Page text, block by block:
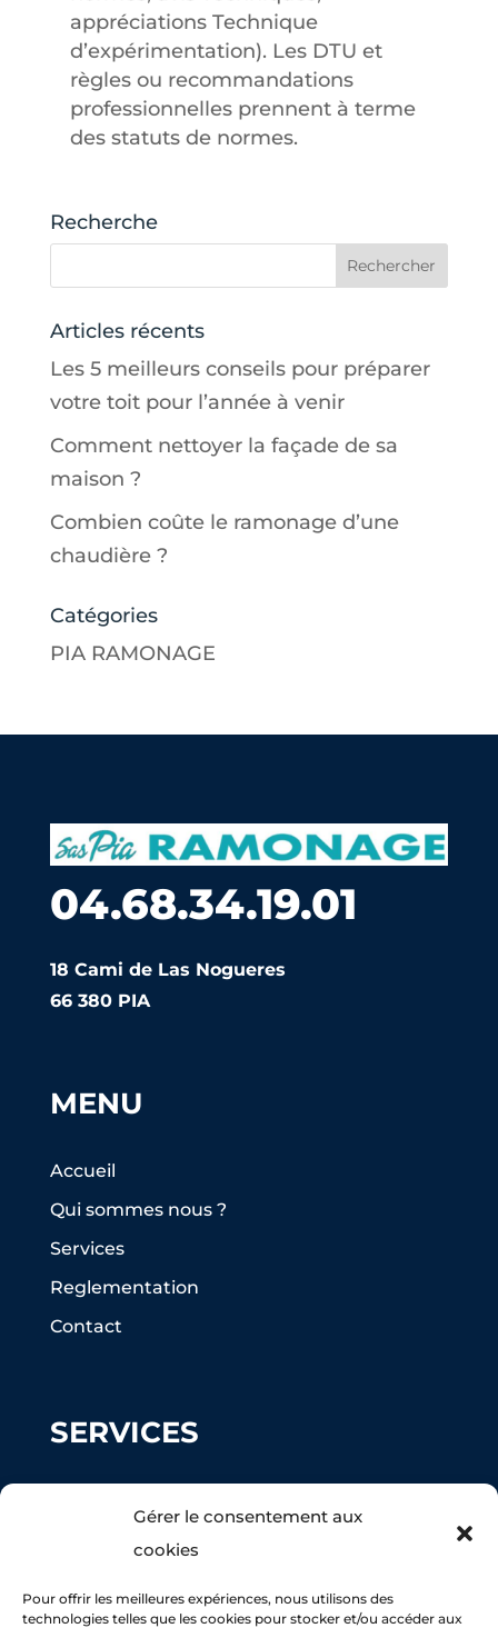
Gérer le consentement aux
cookies
Pour offrir les meilleures expériences, nous utilisons des
technologies telles que les cookies pour stocker et/ou accéder aux
appréciations Technique
d’expérimentation). Les DTU et
règles ou recommandations
professionnelles prennent à terme
des statuts de normes.
Recherche
Articles récents
Les 5 meilleurs conseils pour préparer
votre toit pour l’année à venir
Comment nettoyer la façade de sa
maison ?
Combien coûte le ramonage d’une
chaudière ?
Catégories
PIA RAMONAGE
04.68.34.19.01
18 Cami de Las Nogueres
66 380 PIA
MENU
Accueil
Qui sommes nous ?
Services
Reglementation
Contact
SERVICES
Peinture façade
Maçonnerie